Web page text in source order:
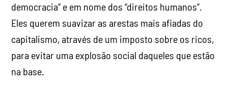
democracia” e em nome dos “direitos humanos”.
Eles querem suavizar as arestas mais afiadas do
capitalismo, através de um imposto sobre os ricos,
para evitar uma explosão social daqueles que estão
na base.